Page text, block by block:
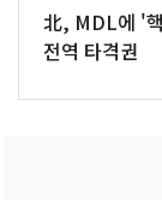
北, MDL에 '
전역 타격권